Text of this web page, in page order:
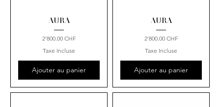
AURA
Prix
2'800.00 CHF
Taxe Incluse
Ajouter au panier
AURA
Prix
2'800.00 CHF
Taxe Incluse
Ajouter au panier